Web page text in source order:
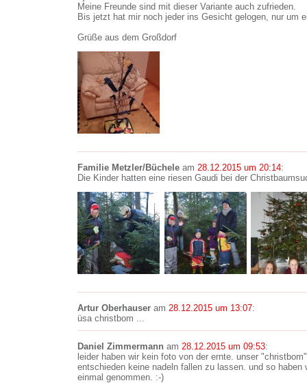
Meine Freunde sind mit dieser Variante auch zufrieden.
Bis jetzt hat mir noch jeder ins Gesicht gelogen, nur um
Grüße aus dem Großdorf
Familie Metzler/Büchele am 28.12.2015 um 20:14:
Die Kinder hatten eine riesen Gaudi bei der
Artur Oberhauser am 28.12.2015 um 13:07:
üsa christbom ...
Daniel Zimmermann am 28.12.2015 um 09:53:
leider haben wir kein foto von der ernte. unser
entschieden keine nadeln fallen zu lassen. und so haben
einmal genommen. :-)